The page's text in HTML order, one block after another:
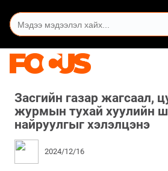
Засгийн газар жагсаал,
журмын тухай хуулийн
найруулгыг хэлэлцэнэ
2024/12/16